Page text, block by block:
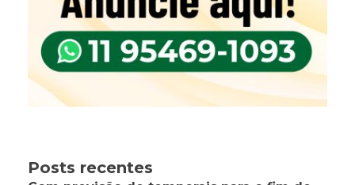
Posts recentes